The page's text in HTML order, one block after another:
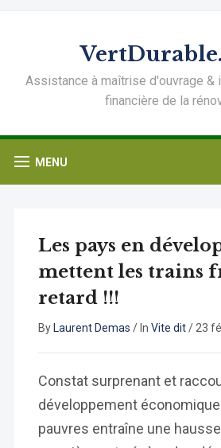
Assistance à maîtrise d'ouvrage &
financière de la
MENU
Les pays en
mettent les trains
retard !!!
By Laurent Demas / In Vite dit/ 23
Constat surprenant et
développement
pauvres entraîne une